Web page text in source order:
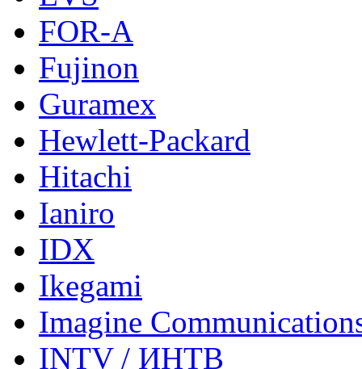
FOR-A
Fujinon
Guramex
Hewlett-Packard
Hitachi
Ianiro
IDX
Ikegami
Imagine
INTV / ИНТВ